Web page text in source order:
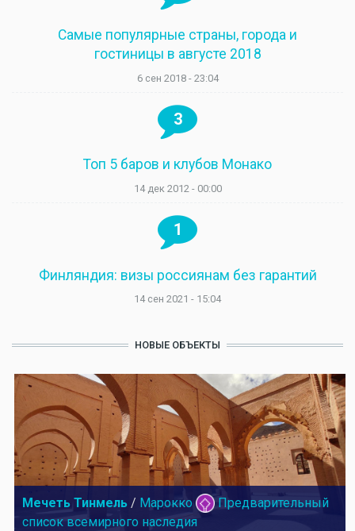
Самые популярные страны, города и
гостиницы в августе 2018
6 сен 2018 - 23:04
3
Топ 5 баров и клубов Монако
14 дек 2012 - 00:00
1
Финляндия: визы россиянам без гарантий
14 сен 2021 - 15:04
НОВЫЕ ОБЪЕКТЫ
Мечеть Тинмель / Марокко
Предварительный
список всемирного наследия